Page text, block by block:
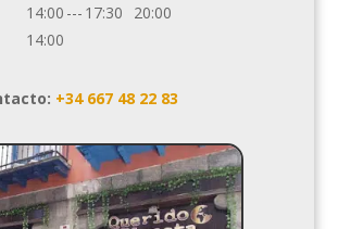
14:00 --- 17:30
20:00
14:00
+34 667 48 22 83